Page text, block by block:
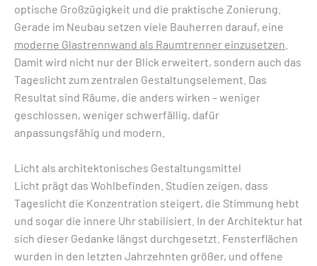
optische Großzügigkeit und die praktische Zonierung.
Gerade im Neubau setzen viele Bauherren darauf, eine
moderne Glastrennwand als Raumtrenner einzusetzen
Damit wird nicht nur der Blick erweitert, sondern auch das
Tageslicht zum zentralen Gestaltungselement. Das
Resultat sind Räume, die anders wirken – weniger
geschlossen, weniger schwerfällig, dafür
anpassungsfähig und modern.
Licht als architektonisches Gestaltungsmittel
Licht prägt das Wohlbefinden. Studien zeigen, dass
Tageslicht die Konzentration steigert, die Stimmung hebt
und sogar die innere Uhr stabilisiert. In der Architektur hat
sich dieser Gedanke längst durchgesetzt. Fensterflächen
wurden in den letzten Jahrzehnten größer, und offene